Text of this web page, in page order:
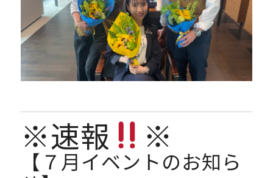
※速報 ※
【７月イベントのお知ら